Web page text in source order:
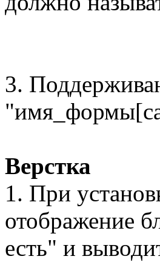
3.
Верстка
1. При
отображение
есть" и